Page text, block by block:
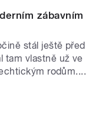
zábavním
stál ještě před
tam vlastně už ve
rodům....